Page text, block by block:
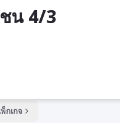
น 4/3
กเกจ